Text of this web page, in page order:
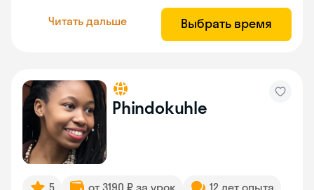
Читать дальше Выбрать время
Phindokuhle
5 от 3190 ₽ за урок 12 лет опыта